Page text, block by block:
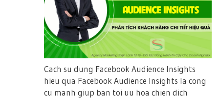
Cach su dung Facebook Audience Insights
hieu qua Facebook Audience Insights la cong
cu manh giup ban toi uu hoa chien dich